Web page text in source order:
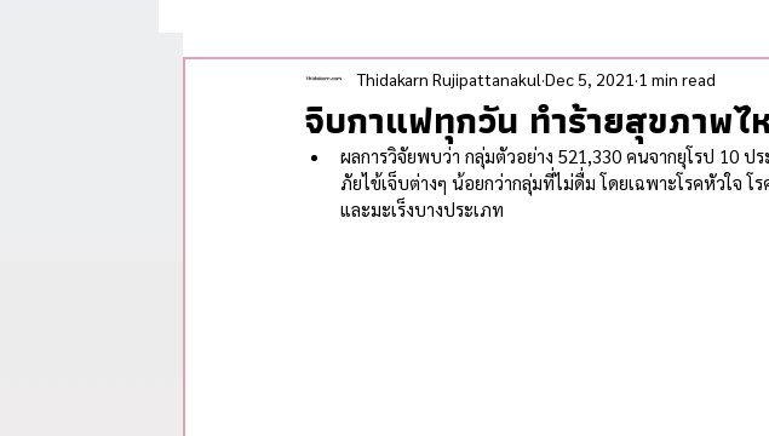
รวมทิปชะลอวัย #อ่านแล้วYoung นานาสาระอาหารคลีน
รวมสรุปสาระจากพอดแคสต์
จิบกาแฟทุกวัน ทำร้ายสุขภาพไ
Thidakarn Rujipattanakul Dec 5, 2021 1 min read
ผลการวิจัยพบว่า กลุ่มตัวอย่าง 521,330 คนจากยุโรป 10
ภัยไข้เจ็บต่างๆ น้อยกว่ากลุ่มที่ไม่ดื่ม โดยเฉพาะโรคหัวใจ
และมะเร็งบางประเภท